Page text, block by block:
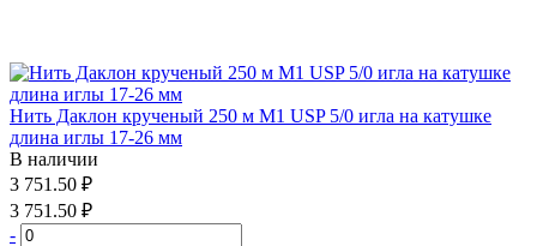
Нить Даклон крученый 250 м М1 USP 5/0 игла на катушке
длина иглы 17-26 мм
В наличии
3 751.50 ₽
3 751.50 ₽
-